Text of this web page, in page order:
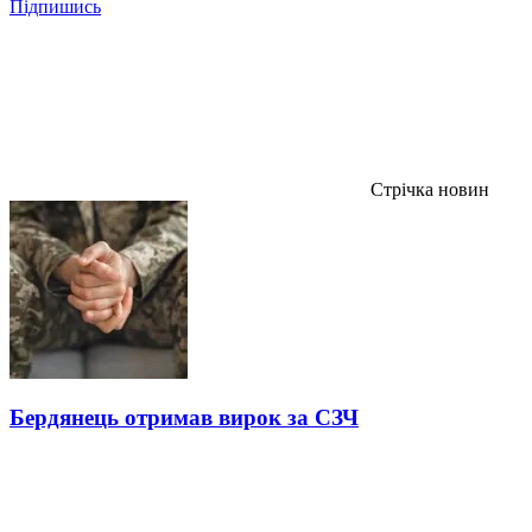
Підпишись
Стрічка новин
Бердянець отримав вирок за СЗЧ